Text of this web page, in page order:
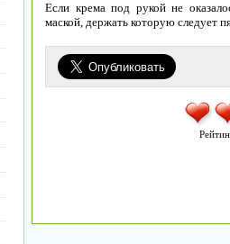
Если крема под рукой не
маской, держать которую следует